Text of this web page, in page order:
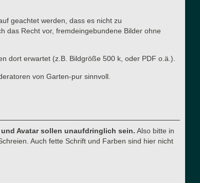
geachtet werden, dass es nicht zu
das Recht vor, fremdeingebundene Bilder ohne
dort erwartet (z.B. Bildgröße 500 k, oder PDF o.ä.).
von Garten-pur sinnvoll.
Avatar sollen unaufdringlich sein. Also bitte in
Auch fette Schrift und Farben sind hier nicht